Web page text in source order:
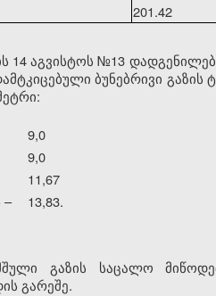
201.42
14 აგვისტოს №13
ბუნებრივი
9,0
9,0
11,67
–
13,83.
გაზის საცალო
გარეშე.